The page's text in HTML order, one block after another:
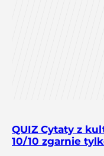
QUIZ Cytaty z
10/10 zgarnie